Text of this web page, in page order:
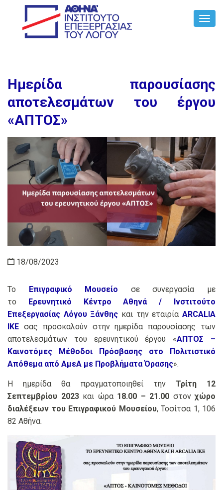
Hμερίδα παρουσίασης
αποτελεσμάτων του έργου
«ΑΠΤΟΣ»
18/08/2023
Το Επιγραφικό Μουσείο σε συνεργασία με
το Ερευνητικό Κέντρο Αθηνά / Ινστιτούτο
Επεξεργασίας Λόγου Ξάνθης και την εταιρίαARCALIA
IKE σας προσκαλούν στην ημερίδα παρουσίασης των
αποτελεσμάτων του ερευνητικού έργου «ΑΠΤΟΣ –
Καινοτόμες Μέθοδοι Πρόσβασης στο Πολιτιστικό
Απόθεμα από ΑμεΑ με Προβλήματα Όρασης».
Η ημερίδα θα πραγματοποιηθεί την Τρίτη 12
Σεπτεμβρίου 2023και ώρα 18.00 – 21.00 στονχώρο
διαλέξεων του Επιγραφικού Μουσείου, Τοσίτσα 1, 106
82 Αθήνα.